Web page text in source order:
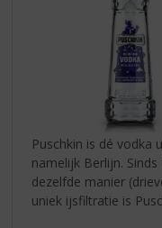
Puschkin is dé vodka
namelijk Berlijn.
dezelfde manier
uniek ijsfiltratie is